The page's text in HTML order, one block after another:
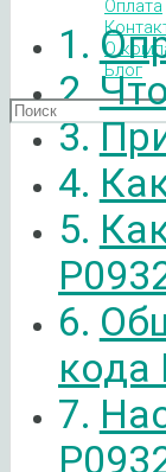
Оплата
О
Блог
кода